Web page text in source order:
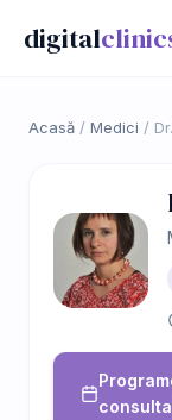
digital
Acasă / Medici /